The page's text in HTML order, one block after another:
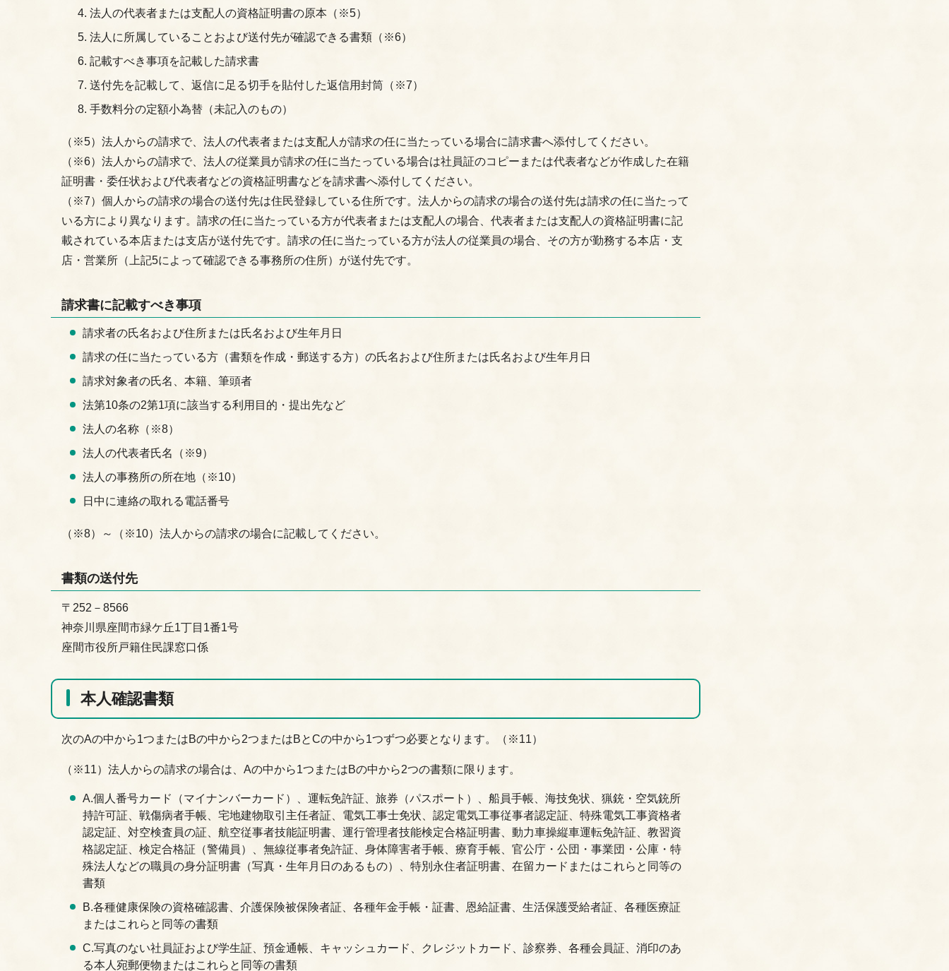
法人の代表者または支配人の資格証明書の原本（※5）
法人に所属していることおよび送付先が確認できる書類（※6）
記載すべき事項を記載した請求書
送付先を記載して、返信に足る切手を貼付した返信用封筒（※7）
手数料分の定額小為替（未記入のもの）
（※5）法人からの請求で、法人の代表者または支配人が請求の任に当たっている場合に請求書へ添付してください。
（※6）法人からの請求で、法人の従業員が請求の任に当たっている場合は社員証のコピーまたは代表者などが作成した在籍
証明書・委任状および代表者などの資格証明書などを請求書へ添付してください。
（※7）個人からの請求の場合の送付先は住民登録している住所です。法人からの請求の場合の送付先は請求の任に当たって
いる方により異なります。請求の任に当たっている方が代表者または支配人の場合、代表者または支配人の資格証明書に記
載されている本店または支店が送付先です。請求の任に当たっている方が法人の従業員の場合、その方が勤務する本店・支
店・営業所（上記5によって確認できる事務所の住所）が送付先です。
請求書に記載すべき事項
請求者の氏名および住所または氏名および生年月日
請求の任に当たっている方（書類を作成・郵送する方）の氏名および住所または氏名および生年月日
請求対象者の氏名、本籍、筆頭者
法第10条の2第1項に該当する利用目的・提出先など
法人の名称（※8）
法人の代表者氏名（※9）
法人の事務所の所在地（※10）
日中に連絡の取れる電話番号
（※8）～（※10）法人からの請求の場合に記載してください。
書類の送付先
〒252－8566
神奈川県座間市緑ケ丘1丁目1番1号
座間市役所戸籍住民課窓口係
本人確認書類
次のAの中から1つまたはBの中から2つまたはBとCの中から1つずつ必要となります。（※11）
（※11）法人からの請求の場合は、Aの中から1つまたはBの中から2つの書類に限ります。
A.個人番号カード（マイナンバーカード）、運転免許証、旅券（パスポート）、船員手帳、海技免状、猟銃・空気銃所
持許可証、戦傷病者手帳、宅地建物取引主任者証、電気工事士免状、認定電気工事従事者認定証、特殊電気工事資格者
認定証、対空検査員の証、航空従事者技能証明書、運行管理者技能検定合格証明書、動力車操縦車運転免許証、教習資
格認定証、検定合格証（警備員）、無線従事者免許証、身体障害者手帳、療育手帳、官公庁・公団・事業団・公庫・特
殊法人などの職員の身分証明書（写真・生年月日のあるもの）、特別永住者証明書、在留カードまたはこれらと同等の
書類
B.各種健康保険の資格確認書、介護保険被保険者証、各種年金手帳・証書、恩給証書、生活保護受給者証、各種医療証
またはこれらと同等の書類
C.写真のない社員証および学生証、預金通帳、キャッシュカード、クレジットカード、診察券、各種会員証、消印のあ
る本人宛郵便物またはこれらと同等の書類